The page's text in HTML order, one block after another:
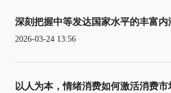
深刻把握中等发达国家水平的丰富内
2026-03-24 13:56
以人为本，情绪消费如何激活消费市